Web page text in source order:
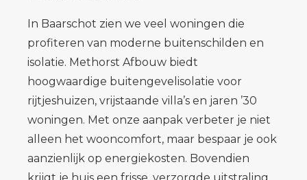
In Baarschot zien we veel woningen die
profiteren van moderne buitenschilden en
isolatie. Methorst Afbouw biedt
hoogwaardige buiteng­evelisolatie voor
rijtjeshuizen, vrijstaande villa’s en jaren ’30
woningen. Met onze aanpak verbeter je niet
alleen het wooncomfort, maar bespaar je ook
aanzienlijk op energiekosten. Bovendien